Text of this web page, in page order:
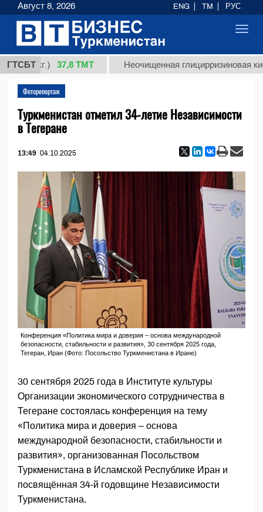
ГТСБТ
1 (кг.) 37,8 ТМТ Неочищенная глицирризиновая
Фоторепортаж
Туркменистан отметил 34-летие Независимости
в Тегеране
13:49 04.10.2025
Конференция «Политика мира и доверия – основа международной
безопасности, стабильности и развития», 30 сентября 2025 года,
Тегеран, Иран (Фото: Посольство Туркменистана в Иране)
30 сентября 2025 года в Институте культуры
Организации экономического сотрудничества в
Тегеране состоялась конференция на тему
«Политика мира и доверия – основа
международной безопасности, стабильности и
развития», организованная Посольством
Туркменистана в Исламской Республике Иран и
посвящённая 34-й годовщине Независимости
Туркменистана.
Август 8, 2026 ENG TM РУС